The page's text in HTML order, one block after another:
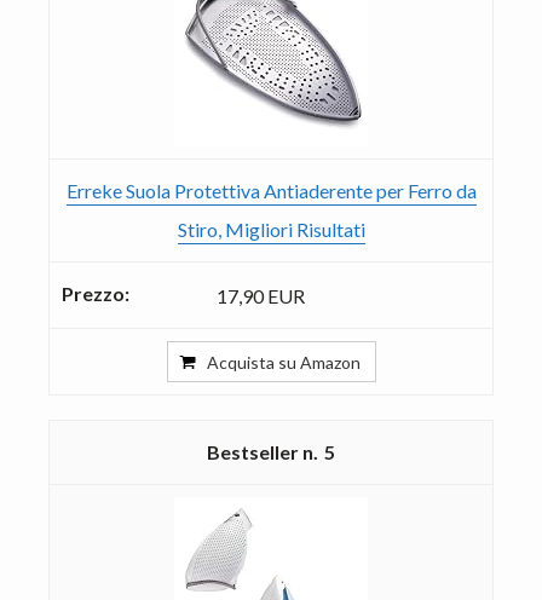
Erreke Suola Protettiva Antiaderente per Ferro da
Stiro, Migliori Risultati
17,90 EUR
Acquista su Amazon
5